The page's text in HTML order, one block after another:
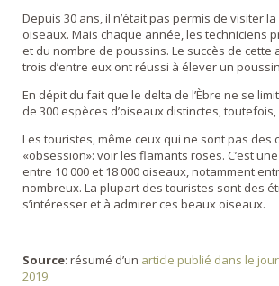
Depuis 30 ans, il n’était pas permis de visiter
oiseaux. Mais chaque année, les techniciens
et du nombre de poussins. Le succès de
trois d’entre eux ont réussi à élever un
En dépit du fait que le delta de l’Èbre ne se
de 300 espèces d’oiseaux distinctes,
Les touristes, même ceux qui ne sont pas
«obsession»: voir les flamants roses. C’est
entre 10 000 et 18 000 oiseaux, notamment
nombreux. La plupart des touristes sont des
s’intéresser et à admirer ces beaux oiseaux.
Source: résumé d’un article publié dans le
2019.